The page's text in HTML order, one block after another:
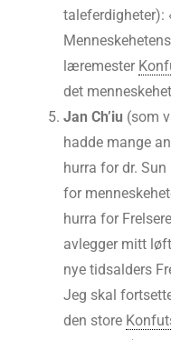
taleferdigheter):
Menneskehetens
læremester
det
Jan Ch’iu (som
hadde mange
hurra for dr.
for
hurra for
avlegger mitt
nye tidsalders
Jeg skal
den store